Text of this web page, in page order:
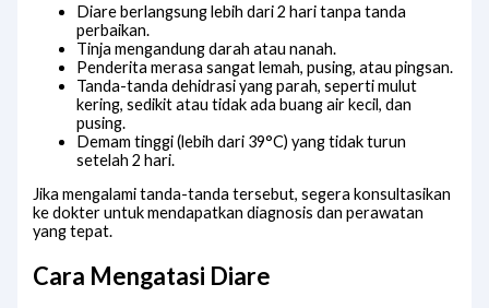
Diare berlangsung lebih dari 2 hari tanpa tanda
perbaikan.
Tinja mengandung darah atau nanah.
Penderita merasa sangat lemah, pusing, atau pingsan.
Tanda-tanda dehidrasi yang parah, seperti mulut
kering, sedikit atau tidak ada buang air kecil, dan
pusing.
Demam tinggi (lebih dari 39°C) yang tidak turun
setelah 2 hari.
Jika mengalami tanda-tanda tersebut, segera konsultasikan
ke dokter untuk mendapatkan diagnosis dan perawatan
yang tepat.
Cara Mengatasi Diare